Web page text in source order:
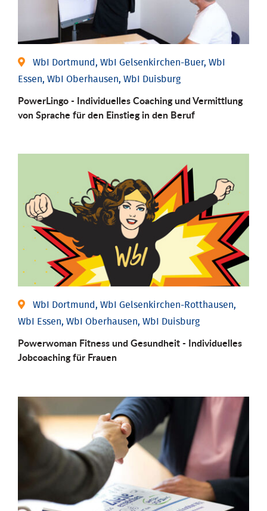
WbI Dortmund, WbI Gelsenkirchen-Buer, WbI
Essen, WbI Oberhausen, WbI Duisburg
PowerLingo - Individuelles Coaching und Vermittlung
von Sprache für den Einstieg in den Beruf
WbI Dortmund, WbI Gelsenkirchen-Rotthausen,
WbI Essen, WbI Oberhausen, WbI Duisburg
Powerwoman Fitness und Gesund­heit - Individu­elles
Job­coaching für Frauen